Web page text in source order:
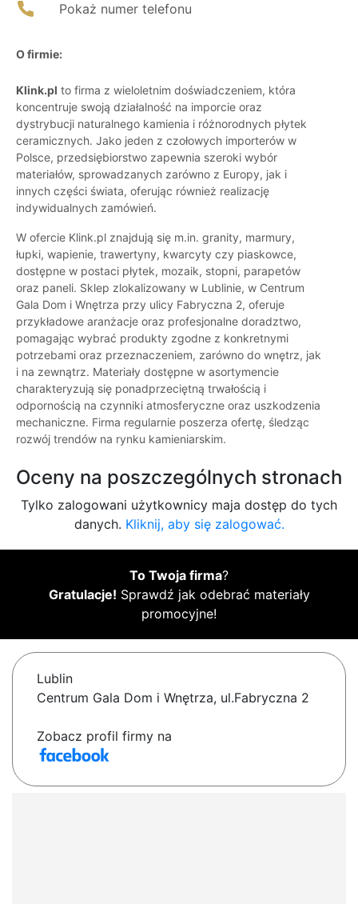
Pokaż numer telefonu
O firmie:
Klink.pl to firma z wieloletnim doświadczeniem, która
koncentruje swoją działalność na imporcie oraz
dystrybucji naturalnego kamienia i różnorodnych płytek
ceramicznych. Jako jeden z czołowych importerów w
Polsce, przedsiębiorstwo zapewnia szeroki wybór
materiałów, sprowadzanych zarówno z Europy, jak i
innych części świata, oferując również realizację
indywidualnych zamówień.
W ofercie Klink.pl znajdują się m.in. granity, marmury,
łupki, wapienie, trawertyny, kwarcyty czy piaskowce,
dostępne w postaci płytek, mozaik, stopni, parapetów
oraz paneli. Sklep zlokalizowany w Lublinie, w Centrum
Gala Dom i Wnętrza przy ulicy Fabryczna 2, oferuje
przykładowe aranżacje oraz profesjonalne doradztwo,
pomagając wybrać produkty zgodne z konkretnymi
potrzebami oraz przeznaczeniem, zarówno do wnętrz, jak
i na zewnątrz. Materiały dostępne w asortymencie
charakteryzują się ponadprzeciętną trwałością i
odpornością na czynniki atmosferyczne oraz uszkodzenia
mechaniczne. Firma regularnie poszerza ofertę, śledząc
rozwój trendów na rynku kamieniarskim.
Oceny na poszczególnych stronach
Tylko zalogowani użytkownicy maja dostęp do tych
danych. Kliknij, aby się zalogować.
To Twoja firma?
Gratulacje! Sprawdź jak odebrać materiały
promocyjne!
Lublin
Centrum Gala Dom i Wnętrza, ul.Fabryczna 2
Zobacz profil firmy na